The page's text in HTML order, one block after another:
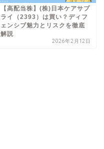
【高配当株】(株)日本ケアサプ
ライ（2393）は買い？ディフ
ェンシブ魅力とリスクを徹底
解説
2026年2月12日